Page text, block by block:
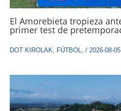
El Amorebieta tropieza
primer test de
DOT KIROLAK, FÚTBOL, / 2026-08-05